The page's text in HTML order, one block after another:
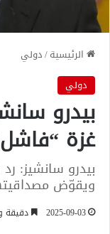
الرئيسية/دولي
دولي
بيدرو
غزة
بيدرو سانشيز:
ويقوّض
2025-09-03 دقيقة